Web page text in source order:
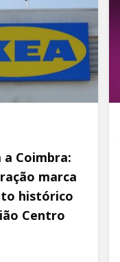
a Coimbra:
marca
histórico
Centro